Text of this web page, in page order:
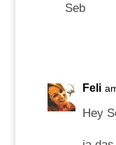
Seb
Feli
Hey